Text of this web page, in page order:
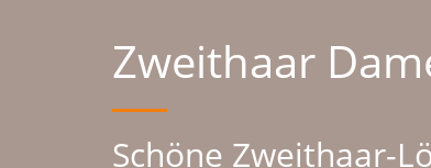
Zweithaar
Schöne Zweithaar-